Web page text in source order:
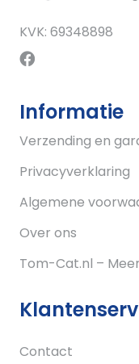
KVK: 69348898
Informatie
Verzending en
Privacyverklaring
Algemene
Over ons
Tom-Cat.nl –
Contact